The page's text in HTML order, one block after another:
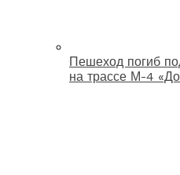
Пешеход погиб
на трассе М-4